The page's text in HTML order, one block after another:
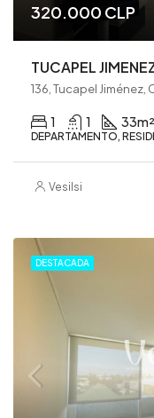
320.000 CLP
TUCAPEL
1 1 33m²
DEPARTAMENTO,
Vesilsi
DESTACADA